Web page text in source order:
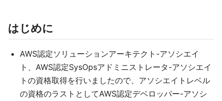
はじめに
AWS認定ソリューションアーキテクト-アソシエイ
ト、AWS認定SysOpsアドミニストレータ-アソシエイ
トの資格取得を行いましたので、アソシエイトレベル
の資格のラストとしてAWS認定デベロッパー-アソシ